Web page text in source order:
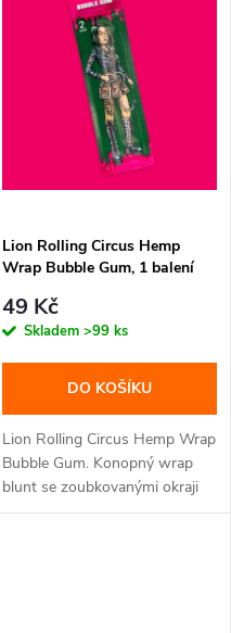
Lion Rolling Circus Hemp
Wrap Bubble Gum, 1 balení
49 Kč
Skladem >99 ks
DO KOŠÍKU
Lion Rolling Circus Hemp Wrap
Bubble Gum. Konopný wrap
blunt se zoubkovanými okraji
pro...